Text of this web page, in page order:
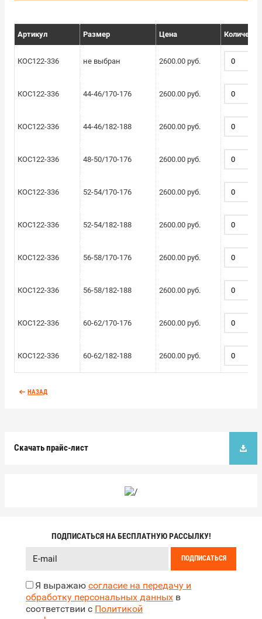
Скачать прайс-лист
Артикул Размер Цена
КОС122-336 не выбран 2600.00 руб.
КОС122-336 44-46/170-176 2600.00 руб.
КОС122-336 44-46/182-188 2600.00 руб.
КОС122-336 48-50/170-176 2600.00 руб.
КОС122-336 52-54/170-176 2600.00 руб.
КОС122-336 52-54/182-188 2600.00 руб.
КОС122-336 56-58/170-176 2600.00 руб.
КОС122-336 56-58/182-188 2600.00 руб.
КОС122-336 60-62/170-176 2600.00 руб.
КОС122-336 60-62/182-188 2600.00 руб.
НАЗАД
ПОДПИСАТЬСЯ НА БЕСПЛАТНУЮ РАССЫЛКУ!
Я выражаю согласие на передачу и
обработку персональных данных в
соответствии с Политикой
ПОДПИСАТЬСЯ